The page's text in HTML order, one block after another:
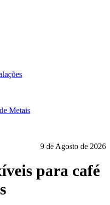
Metais
9 de Agosto de 2026
para café